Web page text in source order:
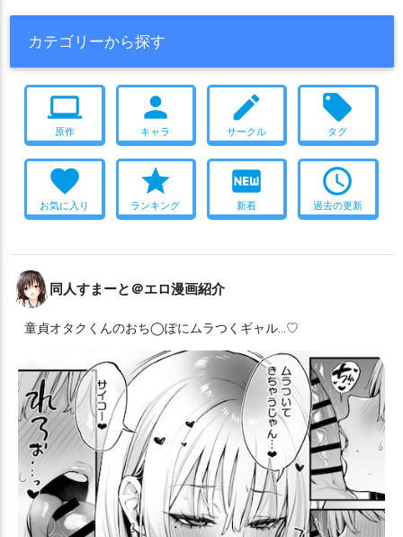
カテゴリーから探す
computer
原作
person
キャラ
create
サークル
local_offer
タグ
favorite
お気に入り
star
ランキング
fiber_new
新着
access_time
過去の更新
同人すまーと＠エロ漫画紹介
童貞オタクくんのおち◯ぽにムラつくギャル…♡